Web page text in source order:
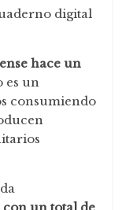
digital
hace un
es un
consumiendo
con un total de